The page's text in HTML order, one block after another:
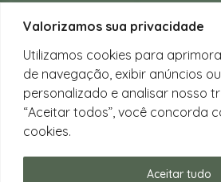
Valorizamos sua privacidade
Utilizamos cookies para
de navegação, exibir anúncios
personalizado e analisar nosso
“Aceitar todos”, você concorda
cookies.
Aceitar tudo
Seu refúgio em meio à
na bela praia de Juquehy.
Instagram
@chalesdaluajuquehy
Facebook
Chalés da Lua Juquehy